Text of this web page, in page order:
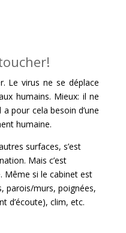
Le virus ne se déplace
humains. Mieux: il ne
pour cela besoin d’une
humaine.
surfaces, s’est
Mais c’est
Même si le cabinet est
parois/murs, poignées,
d’écoute), clim, etc.